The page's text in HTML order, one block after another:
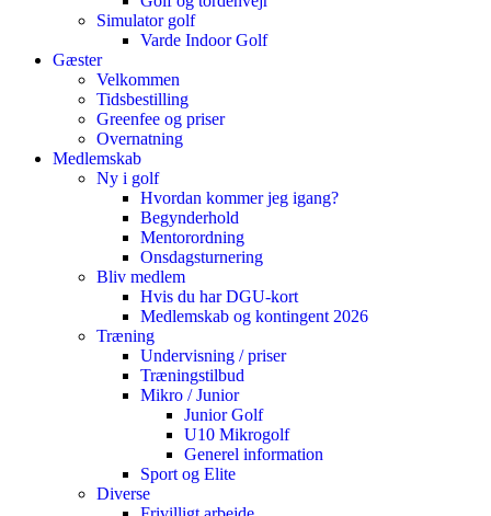
Simulator golf
Varde Indoor Golf
Gæster
Velkommen
Tidsbestilling
Greenfee og priser
Overnatning
Medlemskab
Ny i golf
Hvordan kommer jeg igang?
Begynderhold
Mentorordning
Onsdagsturnering
Bliv medlem
Hvis du har DGU-kort
Medlemskab og kontingent 2026
Træning
Undervisning / priser
Træningstilbud
Mikro / Junior
Junior Golf
U10 Mikrogolf
Generel information
Sport og Elite
Diverse